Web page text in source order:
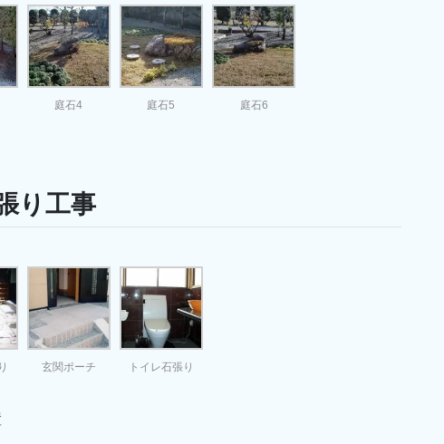
庭石4 庭石5 庭石6
り工事
玄関ポーチ トイレ石張り